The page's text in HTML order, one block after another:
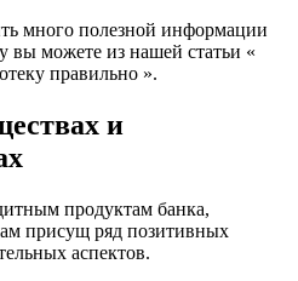
много полезной информации
вы можете из нашей статьи «
правильно ».
и
продуктам банка,
присущ ряд позитивных
аспектов.